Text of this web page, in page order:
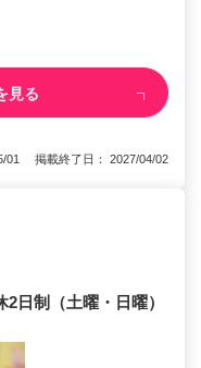
見る
01 掲載終了日： 2027/04/02
制（土曜・日曜）